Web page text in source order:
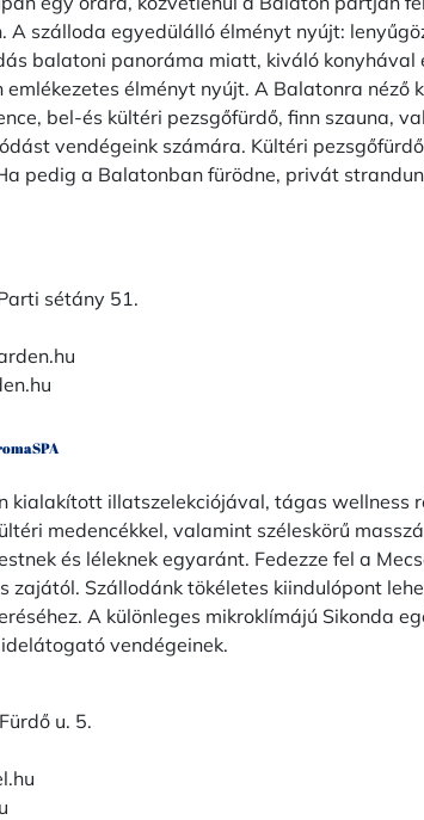
szálloda egyedülálló élményt nyújt:
balatoni panoráma miatt, kiváló konyhával
élményt nyújt. A Balatonra néző
bel-és kültéri pezsgőfürdő, finn szauna,
vendégeink számára. Kültéri
pedig a Balatonban fürödne, privát
sétány 51.
kialakított illatszelekciójával, tágas wellness
medencékkel, valamint széleskörű
és léleknek egyaránt. Fedezze fel a
zajától. Szállodánk tökéletes kiindulópont
A különleges mikroklímájú Sikonda
vendégeinek.
u. 5.